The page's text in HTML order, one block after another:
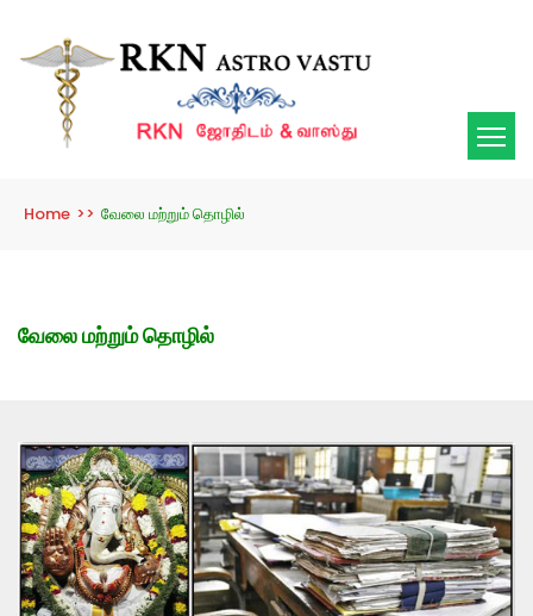
Home >> வேலை மற்றும் தொழில்
வேலை மற்றும் தொழில்